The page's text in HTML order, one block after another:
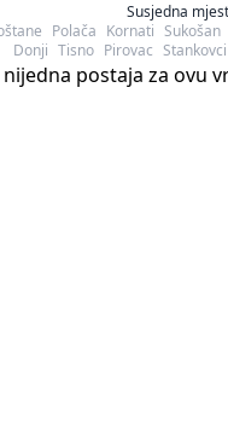
Susjedna
Polača Kornati Sukošan
Donji Tisno Pirovac Stankovci
postaja za ovu